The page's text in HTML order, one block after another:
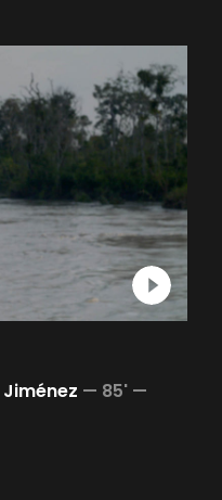
— 85' —